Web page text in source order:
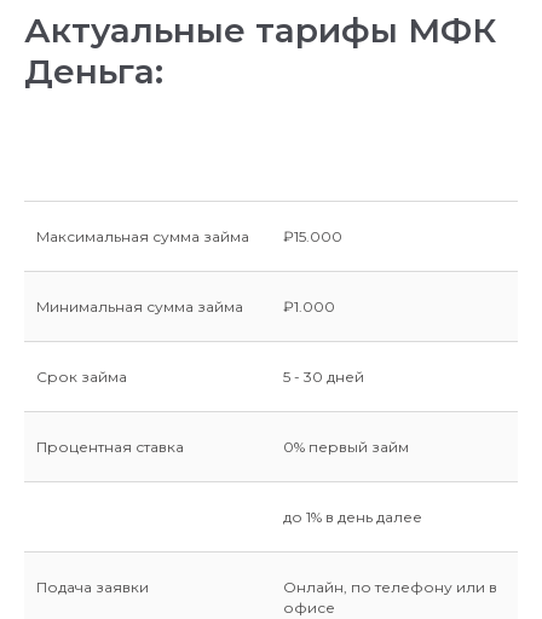
Актуальные тарифы МФК
Деньга:
Максимальная сумма займа ₽15.000
Минимальная сумма займа ₽1.000
Срок займа 5 - 30 дней
Процентная ставка 0% первый займ
до 1% в день далее
Подача заявки
Онлайн, по телефону или в
офисе